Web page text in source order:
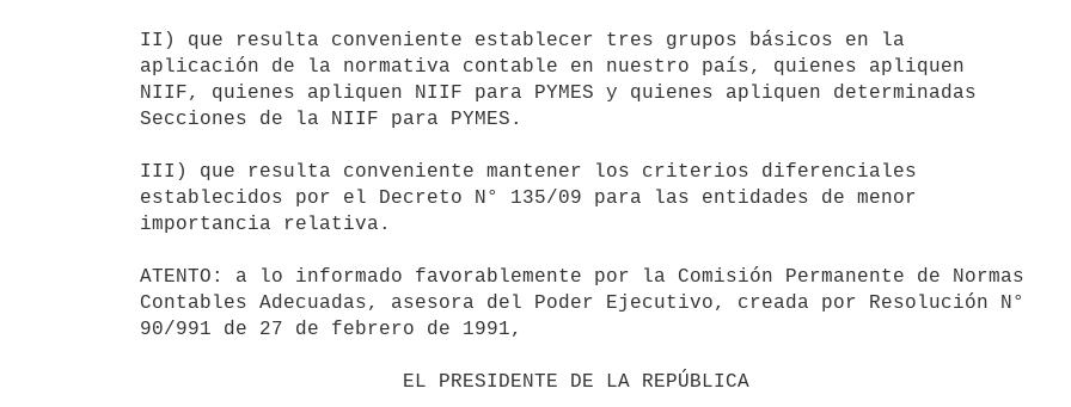
II) que resulta conveniente establecer tres grupos básicos en la
aplicación de la normativa contable en nuestro país, quienes apliquen
NIIF, quienes apliquen NIIF para PYMES y quienes apliquen determinadas
Secciones de la NIIF para PYMES.
III) que resulta conveniente mantener los criterios diferenciales
establecidos por el Decreto N° 135/09 para las entidades de menor
importancia relativa.
ATENTO: a lo informado favorablemente por la Comisión Permanente de Normas
Contables Adecuadas, asesora del Poder Ejecutivo, creada por Resolución N°
90/991 de 27 de febrero de 1991,